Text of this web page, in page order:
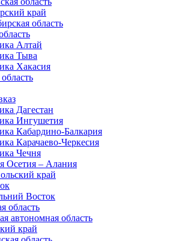
край
область
Алтай
Тыва
Хакасия
Дагестан
Ингушетия
Кабардино-Балкария
Карачаево-Черкесия
Чечня
Осетия – Алания
край
Восток
область
автономная область
край